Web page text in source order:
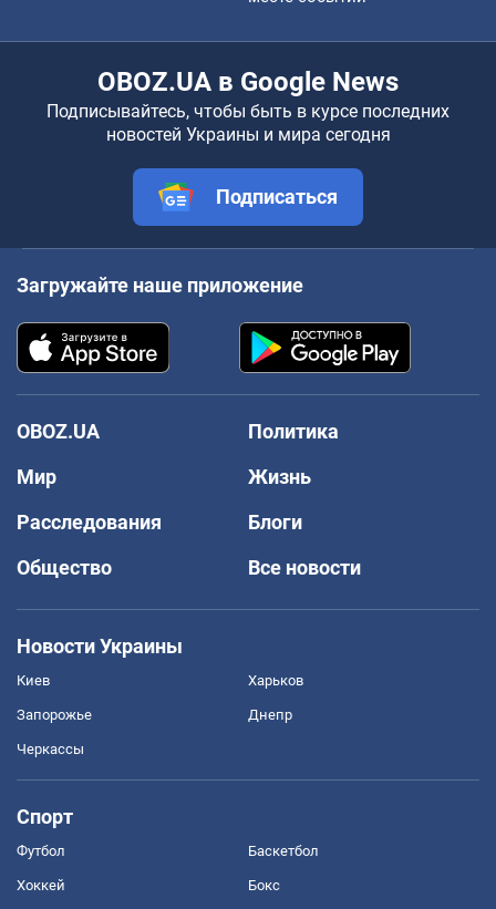
OBOZ.UA в Google News
Подписывайтесь, чтобы быть в курсе последних
новостей Украины и мира сегодня
Подписаться
Загружайте наше приложение
OBOZ.UA
Политика
Мир
Жизнь
Расследования
Блоги
Общество
Все новости
Новости Украины
Киев Харьков
Запорожье Днепр
Черкассы
Спорт
Футбол Баскетбол
Хоккей Бокс